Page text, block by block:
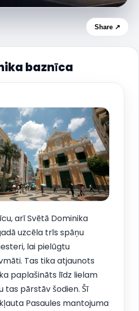
Share ↗
baznīca
arī Svētā Dominika
uzcēla trīs spāņu
lai pielūgtu
Tas tika atjaunots
paplašināts līdz lielam
tas pārstāv šodien. Šī
Pasaules mantojuma